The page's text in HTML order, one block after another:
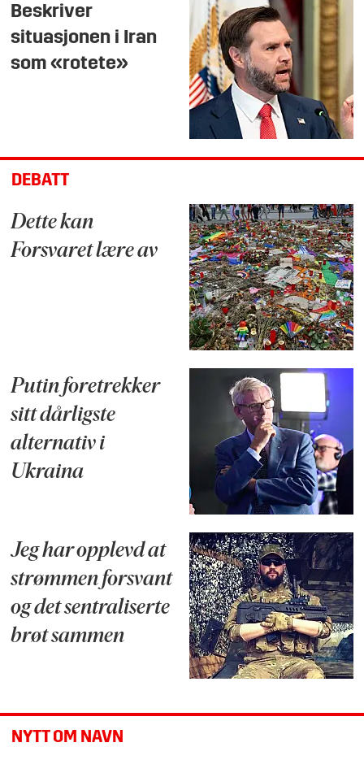
Beskriver
situasjonen i Iran
som «rotete»
DEBATT
Dette kan
Forsvaret lære av
Putin foretrekker
sitt dårligste
alternativ i
Ukraina
Jeg har opplevd at
strømmen forsvant
og det sentraliserte
brøt sammen
NYTT OM NAVN